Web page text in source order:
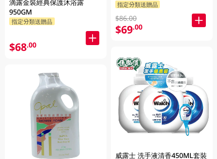
滴露金裝經典保護沐浴露
950GM
指定分類送贈品
$68.00
指定分類送贈品
$86.00
$69.00
威露士 洗手液清香450ML套裝